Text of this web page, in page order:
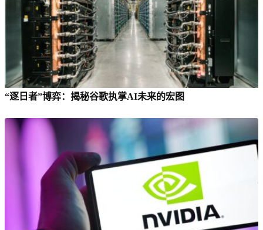
“逐日者”博弈：揭秘谷歌执掌AI未来的宏图